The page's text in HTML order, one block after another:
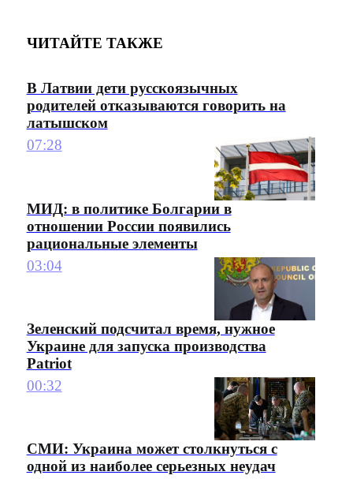
ЧИТАЙТЕ ТАКЖЕ
В Латвии дети русскоязычных
родителей отказываются говорить на
латышском
07:28
МИД: в политике Болгарии в
отношении России появились
рациональные элементы
03:04
Зеленский подсчитал время, нужное
Украине для запуска производства
Patriot
00:32
СМИ: Украина может столкнуться с
одной из наиболее серьезных неудач